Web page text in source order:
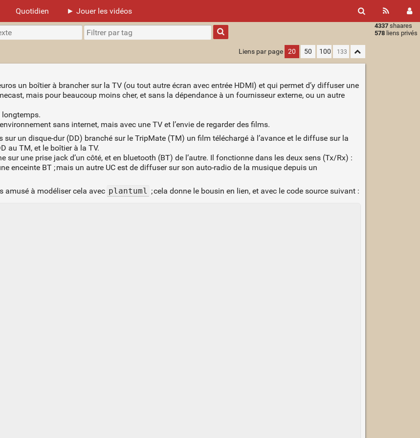
Quotidien ► Jouer les vidéos
4337 shaares
578 liens privés
Type 1 or
more
characters
results.
Liens par page 20 50 100
un boîtier à brancher sur la TV (ou tout autre écran avec entrée HDMI) et qui permet d’y diffuser une
mais pour beaucoup moins cher, et sans la dépendance à un fournisseur externe, ou un autre
longtemps.
sans internet, mais avec une TV et l’envie de regarder des films.
un disque-dur (DD) branché sur le TripMate (TM) un film téléchargé à l’avance et le diffuse sur la
au TM, et le boîtier à la TV.
sur une prise jack d’un côté, et en bluetooth (BT) de l’autre. Il fonctionne dans les deux sens (Tx/Rx) :
enceinte BT ; mais un autre UC est de diffuser sur son auto-radio de la musique depuis un
amusé à modéliser cela avec plantuml ; cela donne le bousin en lien, et avec le code source suivant :